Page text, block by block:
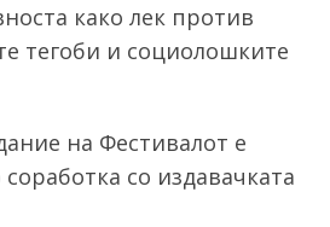
како лек против
тегоби и социолошките
на Фестивалот е
со издавачката